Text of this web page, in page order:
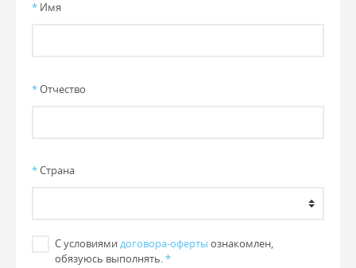
* Имя
*Отчество
*Страна
С условиями договора-оферты ознакомлен,
обязуюсь выполнять.*